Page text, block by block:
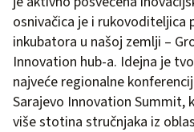
osnivačica je i rukovoditeljica
inkubatora u našoj zemlji –
Innovation hub-a. Idejna je
najveće regionalne
Sarajevo Innovation Summit,
više stotina stručnjaka iz